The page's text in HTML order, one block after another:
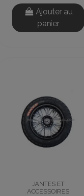
Ajouter au
panier
JANTES ET
ACCESSOIRES